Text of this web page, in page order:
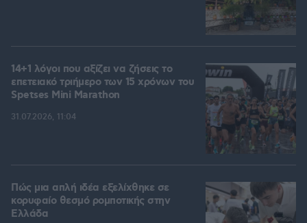
14+1 λόγοι που αξίζει να ζήσεις το
επετειακό τριήμερο των 15 χρόνων του
Spetses Mini Marathon
31.07.2026, 11:04
Πώς μια απλή ιδέα εξελίχθηκε σε
κορυφαίο θεσμό ρομποτικής στην
Ελλάδα